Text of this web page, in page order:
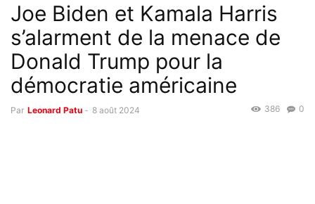
Joe Biden et Kamala Harris
s’alarment de la menace de
Donald Trump pour la
démocratie américaine
Par Leonard Patu - 8 août 2024 0
386